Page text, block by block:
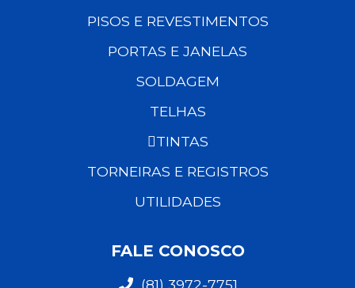
PISOS E REVESTIMENTOS
PORTAS E JANELAS
SOLDAGEM
TELHAS
TINTAS
TORNEIRAS E REGISTROS
UTILIDADES
FALE CONOSCO
(81) 3972-7751